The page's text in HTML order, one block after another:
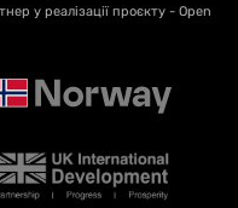
у реалізації проєкту - Open